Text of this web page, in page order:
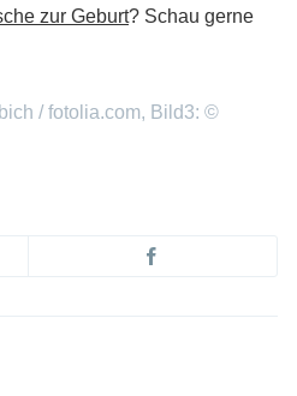
zur Geburt? Schau gerne
/ fotolia.com, Bild3: ©